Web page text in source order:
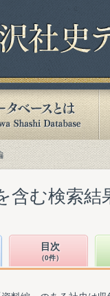
含む検索結
目次
（0件）